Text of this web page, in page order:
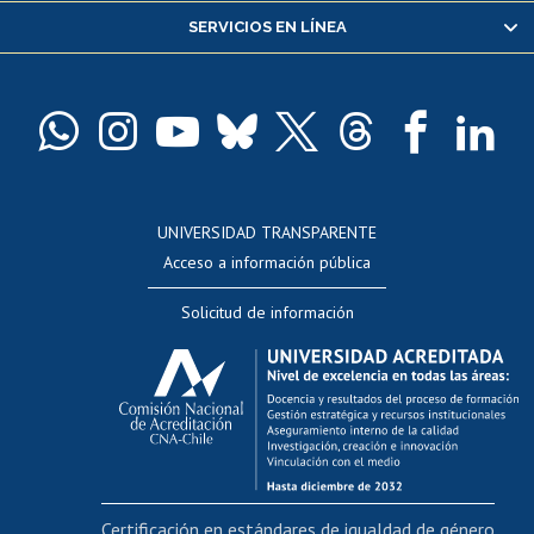
Pago de arancel y crédito alumnos
Docentes
Evaluación docente
Calificación académica
Postulación al AUCAI
Funcionarias/os
Cursos internos de capacitación
Bienestar del personal
Portal de movilidad interna
SERVICIOS EN LÍNEA
UNIVERSIDAD TRANSPARENTE
Acceso a información pública
Solicitud de información
Certificación en estándares de igualdad de género